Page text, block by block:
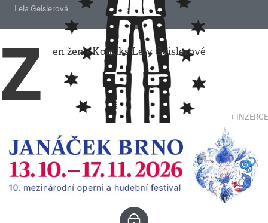
Lela Geislerová
Z en žen • Komiks Lely Geislerové
↓ INZERCE